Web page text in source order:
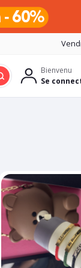
Bienvenu
Se